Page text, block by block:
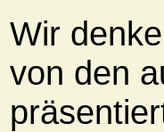
Wir
von den